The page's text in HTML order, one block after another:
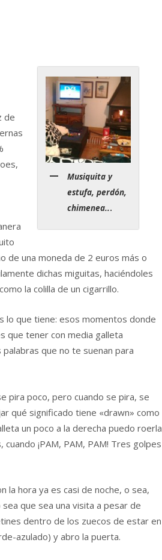
Musiquita y
estufa, perdón,
chimenea...
de
de una moneda de 2 euros más o
dichas miguitas, haciéndoles
la colilla de un cigarrillo.
lo que tiene: esos momentos donde
que tener con media galleta
que no te suenan para
pira poco, pero cuando se pira, se
qué significado tiene «drawn» como
un poco a la derecha puedo roerla
¡PAM, PAM, PAM! Tres golpes
la hora ya es casi de noche, o sea,
que sea una visita a pesar de
dentro de los zuecos de estar en
azulado) y abro la puerta.